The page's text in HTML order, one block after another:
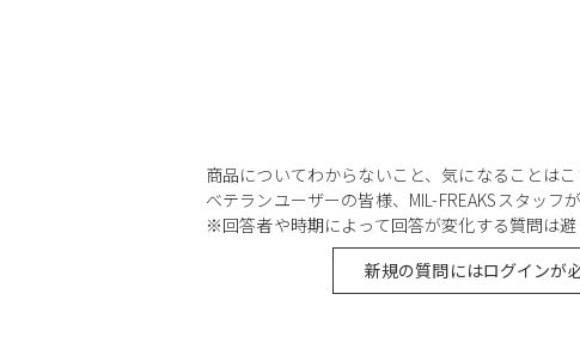
商品についてわからないこと、気になることはこ
ベテランユーザーの皆様、MIL-FREAKSスタッフ
※回答者や時期によって回答が変化する質問は避
新規の質問にはログインが